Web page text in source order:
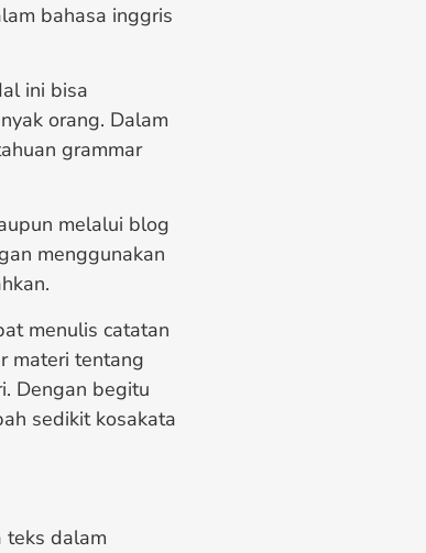
bahasa inggris
ini bisa
orang. Dalam
grammar
melalui blog
menggunakan
menulis catatan
materi tentang
Dengan begitu
sedikit kosakata
teks dalam